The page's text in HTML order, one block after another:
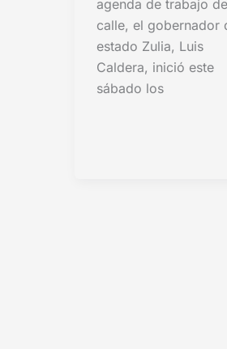
agenda de trabajo de
calle, el gobernador
estado Zulia, Luis
Caldera, inició este
sábado los